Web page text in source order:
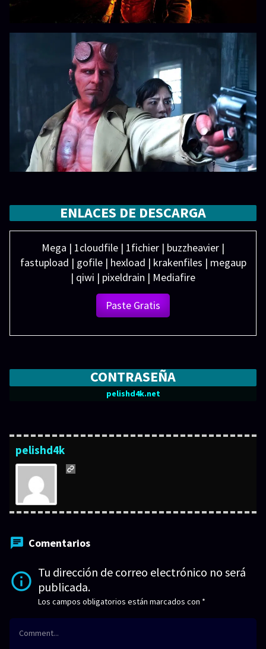
ENLACES DE DESCARGA
Mega | 1cloudfile | 1fichier | buzzheavier |
fastupload | gofile | hexload | krakenfiles | megaup
| qiwi | pixeldrain | Mediafire
Paste Gratis
CONTRASEÑA
pelishd4k.net
pelishd4k
Comentarios
Tu dirección de correo electrónico no será
publicada.
Los campos obligatorios están marcados con *